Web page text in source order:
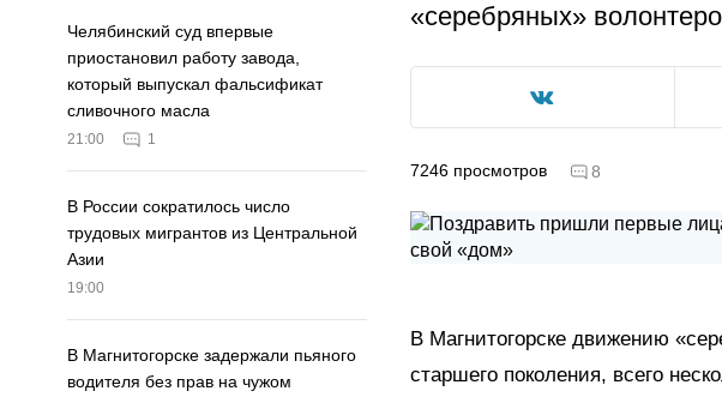
Челябинский суд впервые
приостановил работу завода,
который выпускал фальсификат
сливочного масла
21:00 1
В России сократилось число
трудовых мигрантов из Центральной
Азии
19:00
В Магнитогорске задержали пьяного
водителя без прав на чужом
«серебряных»
7246 просмотров 8
В Магнитогорске движению
старшего поколения, всего